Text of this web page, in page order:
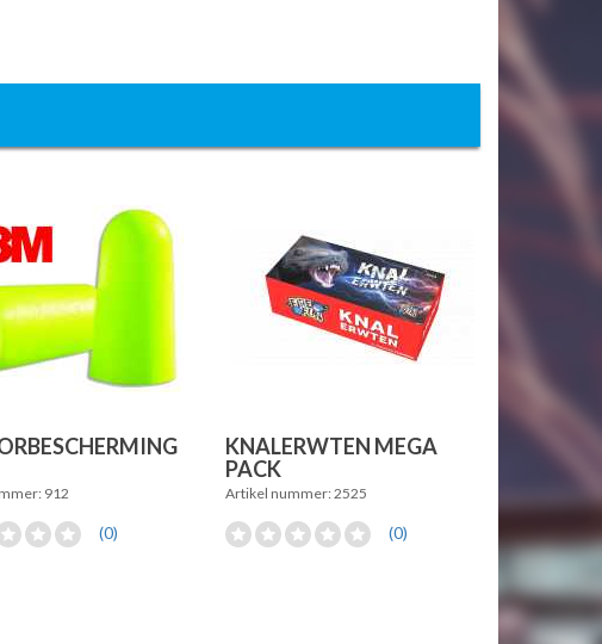
912
(0)
KNALERWTEN MEGA
PACK
Artikel nummer: 2525
(0)